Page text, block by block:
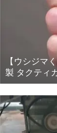
【ウシジマ
製 タクティ